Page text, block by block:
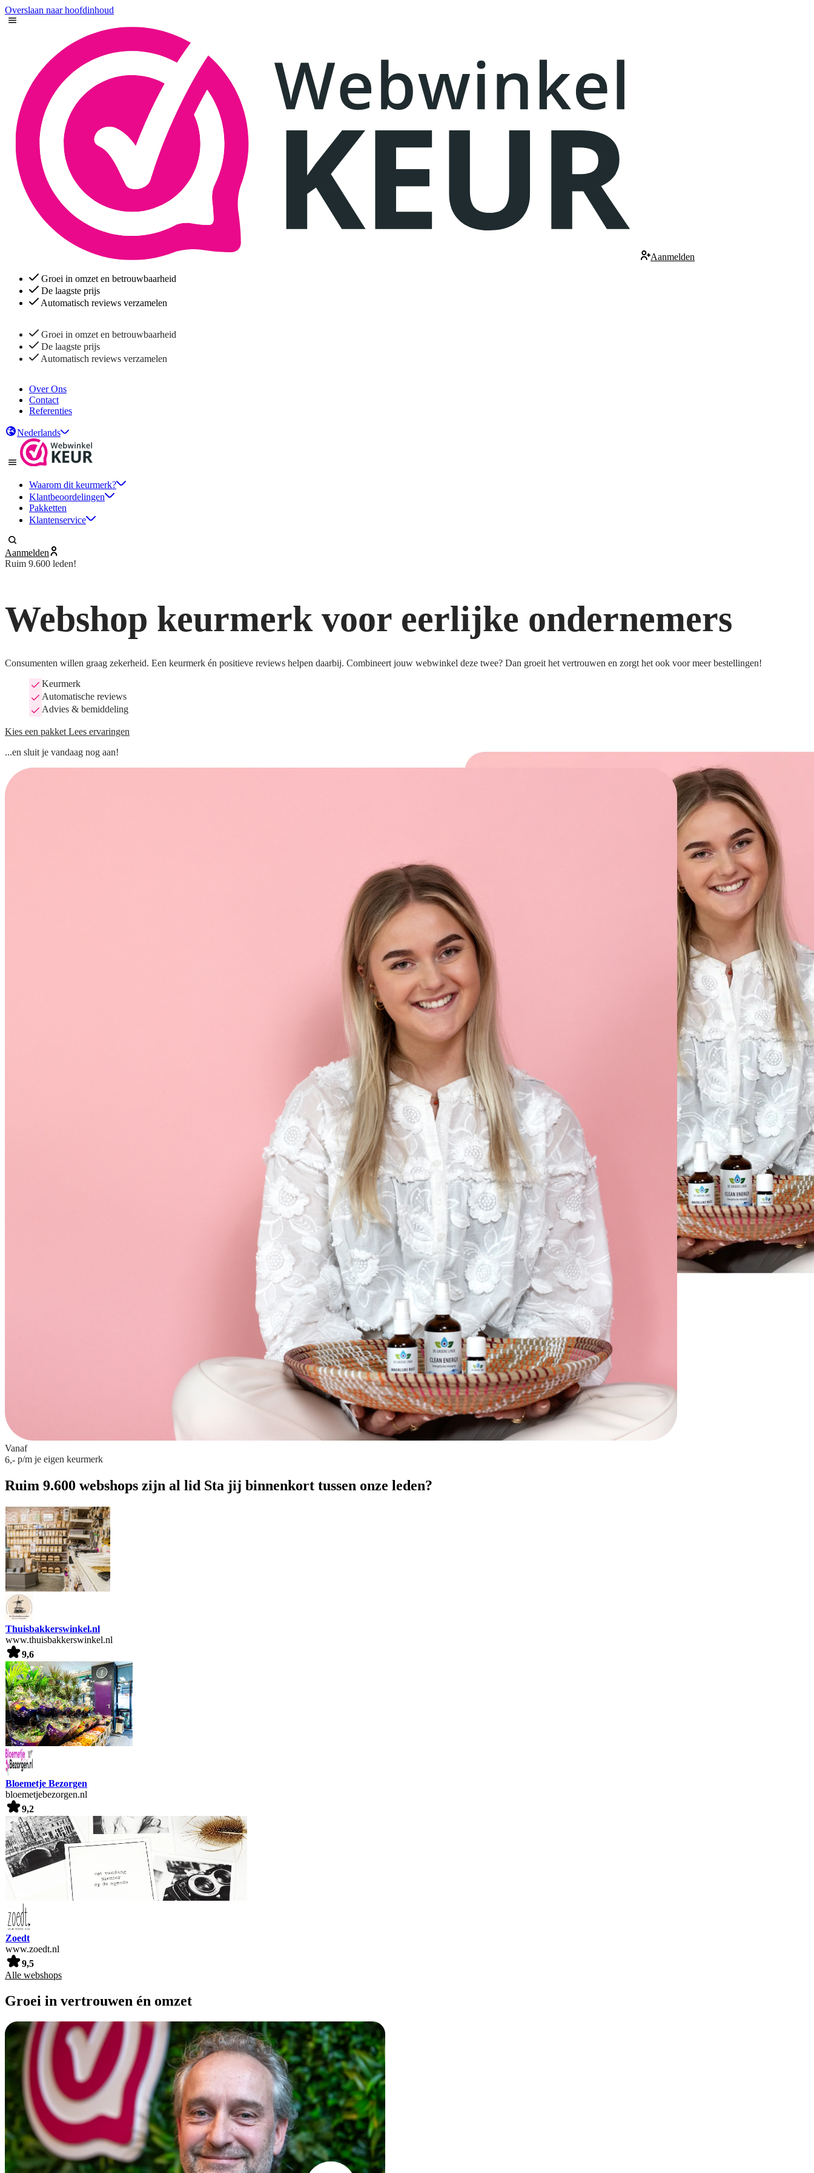
Overslaan naar hoofdinhoud
Aanmelden
Groei in omzet en betrouwbaarheid
De laagste prijs
Automatisch reviews verzamelen
Groei in omzet en betrouwbaarheid
De laagste prijs
Automatisch reviews verzamelen
Over Ons
Contact
Referenties
Nederlands
Waarom dit keurmerk?
Klantbeoordelingen
Pakketten
Klantenservice
Aanmelden
Ruim 9.600 leden!
Webshop keurmerk voor eerlijke ondernemers
Consumenten willen graag zekerheid. Een keurmerk én positieve reviews helpen daarbij. Combineert jouw webwinkel deze twee? Dan groeit het vertrouwen en zorgt het ook voor meer bestellingen!
Keurmerk
Automatische reviews
Advies & bemiddeling
Kies een pakket Lees ervaringen
...en sluit je vandaag nog aan!
Vanaf
6,- p/m je eigen keurmerk
Ruim 9.600 webshops zijn al lid Sta jij binnenkort tussen onze leden?
Thuisbakkerswinkel.nl
www.thuisbakkerswinkel.nl
9,6
Bloemetje Bezorgen
bloemetjebezorgen.nl
9,2
Zoedt
www.zoedt.nl
9,5
Alle webshops
Groei in vertrouwen én omzet